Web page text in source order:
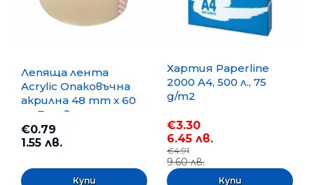
Лепяща лента
Acrylic Опаковъчна
акрилна 48 mm x 60
m, Безцветна
€0.79
1.55 лв.
Хартия Paperline
2000 A4, 500 л., 75
g/m2
€3.30
6.45 лв.
€4.91
9.60 лв.